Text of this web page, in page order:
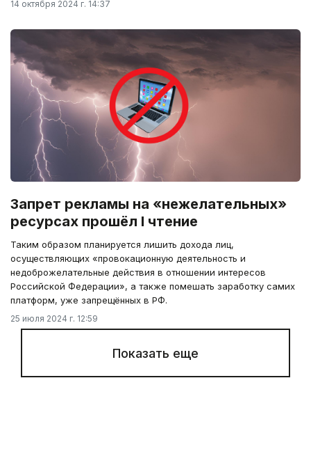
14 октября 2024 г. 14:37
Запрет рекламы на «нежелательных»
ресурсах прошёл I чтение
Таким образом планируется лишить дохода лиц,
осуществляющих «провокационную деятельность и
недоброжелательные действия в отношении интересов
Российской Федерации», а также помешать заработку самих
платформ, уже запрещённых в РФ.
25 июля 2024 г. 12:59
Показать еще